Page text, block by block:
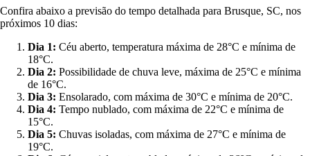
Confira abaixo a previsão do tempo detalhada para Brusque, SC, nos
próximos 10 dias:
Dia 1: Céu aberto, temperatura máxima de 28°C e mínima de
18°C.
Dia 2: Possibilidade de chuva leve, máxima de 25°C e mínima
de 16°C.
Dia 3: Ensolarado, com máxima de 30°C e mínima de 20°C.
Dia 4: Tempo nublado, com máxima de 22°C e mínima de
15°C.
Dia 5: Chuvas isoladas, com máxima de 27°C e mínima de
19°C.